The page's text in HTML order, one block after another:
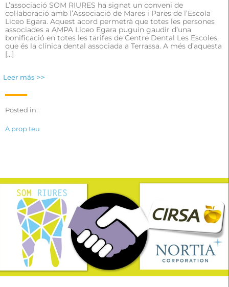
L’associació SOM RIURES ha signat un conveni de
col·laboració amb l’Associació de Mares i Pares de l’Escola
Liceo Egara. Aquest acord permetrà que totes les persones
associades a AMPA Liceo Egara puguin gaudir d’una
bonificació en totes les tarifes de Centre Dental Les Escoles,
que és la clínica dental associada a Terrassa. A més d’aquesta
[…]
Leer más >>
Posted in:
A prop teu